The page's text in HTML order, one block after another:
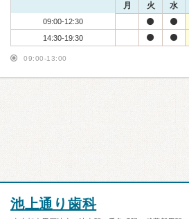
月 火 水
09:00-12:30
14:30-19:30
09:00-13:00
池上通り歯科